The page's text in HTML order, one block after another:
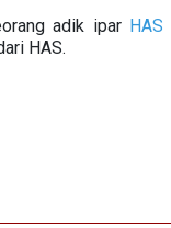
adik ipar HAS
HAS.